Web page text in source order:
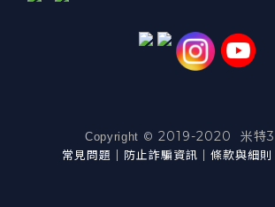
Copyright © 2019-2020 米特
常見問題 防止詐騙資訊 條款與細則